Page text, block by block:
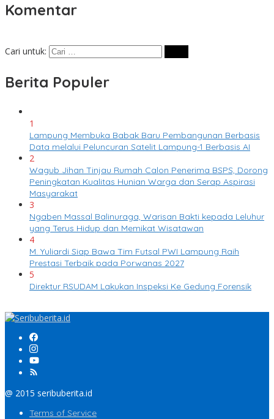
Komentar
Cari untuk:
Berita Populer
1
Lampung Membuka Babak Baru Pembangunan Berbasis
Data melalui Peluncuran Satelit Lampung-1 Berbasis AI
2
Wagub Jihan Tinjau Rumah Calon Penerima BSPS, Dorong
Peningkatan Kualitas Hunian Warga dan Serap Aspirasi
Masyarakat
3
Ngaben Massal Balinuraga, Warisan Bakti kepada Leluhur
yang Terus Hidup dan Memikat Wisatawan
4
M. Yuliardi Siap Bawa Tim Futsal PWI Lampung Raih
Prestasi Terbaik pada Porwanas 2027
5
Direktur RSUDAM Lakukan Inspeksi Ke Gedung Forensik
@ 2015 seribuberita.id
Terms of Service